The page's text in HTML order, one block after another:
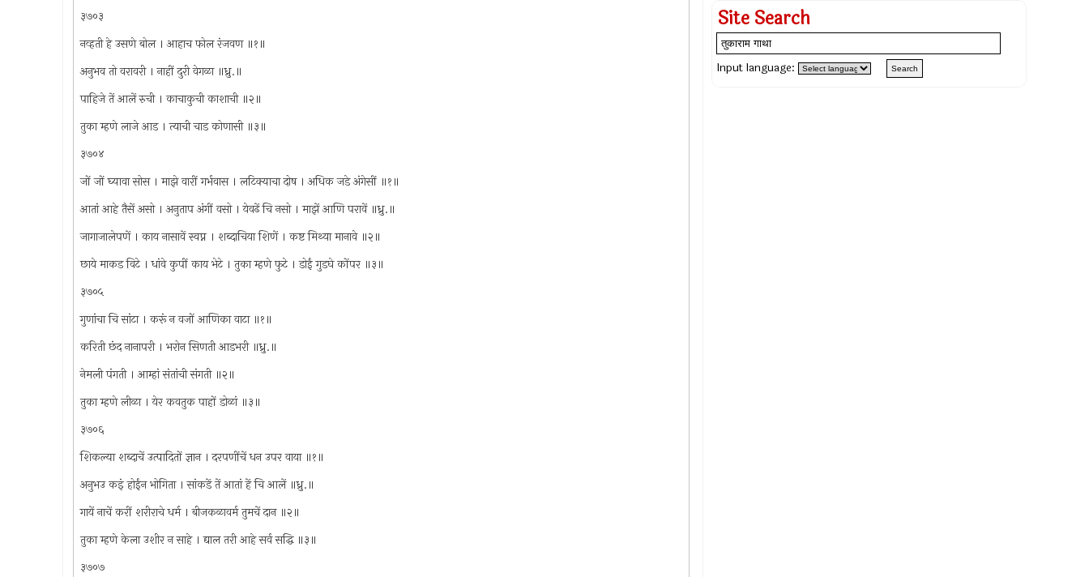
३७०३
नव्हती हे उसणे बोल । आहाच फोल रंजवण ॥१॥
अनुभव तो वरावरी । नाहीं दुरी वेगळा ॥ध्रु.॥
पाहिजे तें आलें रुची । काचाकुची काशाची ॥२॥
तुका म्हणे लाजे आड । त्याची चाड कोणासी ॥३॥
३७०४
जों जों घ्यावा सोस । माझे वारीं गर्भवास । लटिक्याचा दोष । अधिक जडे अंगेसीं ॥१॥
आतां आहे तैसें असो । अनुताप अंगीं वसो । येवढें चि नसो । माझें आणि परावें ॥ध्रु.॥
जागाजालेपणें । काय नासावें स्वप्न । शब्दाचिया शिणें । कष्ट मिथ्या मानावे ॥२॥
छाये माकड विटे । धांवे कुपीं काय भेटे । तुका म्हणे फुटे । डोईं गुडघे कोंपर ॥३॥
३७०५
गुणांचा चि सांटा । करूं न वजों आणिका वाटा ॥१॥
करिती छंद नानापरी । भरोन सिणती आडभरी ॥ध्रु.॥
नेमली पंगती । आम्हां संतांची संगती ॥२॥
तुका म्हणे लीळा । येर कवतुक पाहों डोळां ॥३॥
३७०६
शिकल्या शब्दाचें उत्पादितों ज्ञान । दरपणींचें धन उपर वाया ॥१॥
अनुभउ कइं होईंन भोगिता । सांकडें तें आतां हें चि आलें ॥ध्रु.॥
गायें नाचें करीं शरीराचे धर्म । बीजकळावर्म तुमचें दान ॥२॥
तुका म्हणे केला उशीर न साहे । द्याल तरी आहे सर्व सद्धि ॥३॥
३७०७
Site Search
Input language: